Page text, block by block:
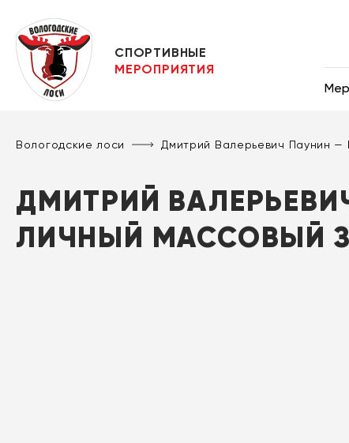
СПОРТИВНЫЕ
МЕРОПРИЯТИЯ
Вологодские лоси Дмитрий Валерьевич Паунин
ДМИТРИЙ
ЛИЧНЫЙ МАССОВЫЙ